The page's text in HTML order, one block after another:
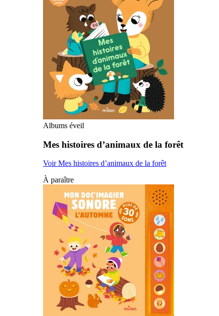
Albums éveil
Mes histoires d’animaux de la forêt
Voir Mes histoires d’animaux de la forêt
À paraître